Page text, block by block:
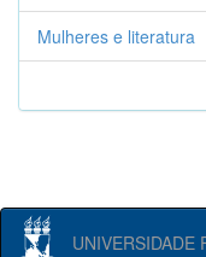
Mulheres e literatura
UNIVERSIDADE